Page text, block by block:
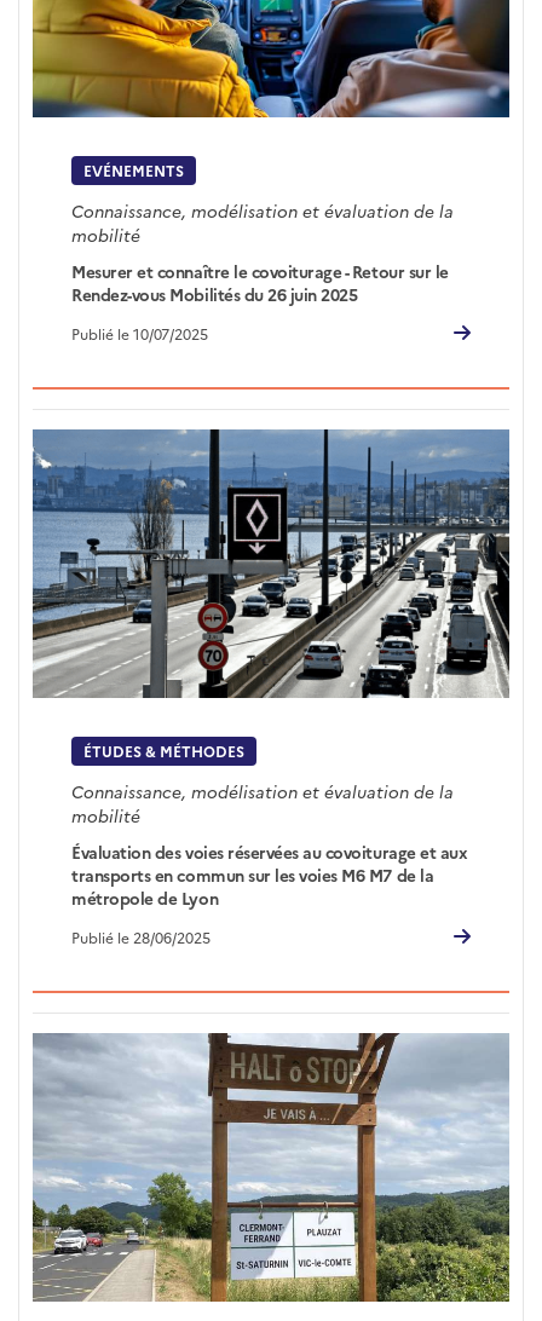
EVÉNEMENTS
Connaissance, modélisation et évaluation de la
mobilité
Mesurer et connaître le covoiturage - Retour sur le
Rendez-vous Mobilités du 26 juin 2025
Publié le 10/07/2025
ÉTUDES & MÉTHODES
Connaissance, modélisation et évaluation de la
mobilité
Évaluation des voies réservées au covoiturage et aux
transports en commun sur les voies M6 M7 de la
métropole de Lyon
Publié le 28/06/2025